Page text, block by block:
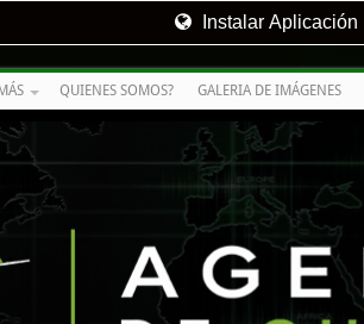
Instalar Aplicación
QUIENES SOMOS? GALERIA DE IMÁGENES